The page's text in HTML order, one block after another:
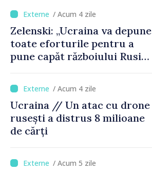
Rusia
/ Acum 4 zile
Zelenski: „Ucraina va depune
toate eforturile pentru a
pune capăt războiului Rusiei
/ Acum 4 zile
Ucraina // Un atac cu drone
rusești a distrus 8 milioane
de cărți
/ Acum 5 zile